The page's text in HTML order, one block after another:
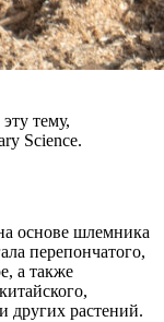
тему,
Science.
основе шлемника
перепончатого,
а также
других растений.